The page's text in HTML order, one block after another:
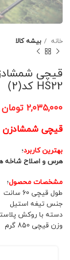
خانه بیشه کالا
HS22 کد(2)
۲,۰۳۵,۰۰۰ تومان
قیچی شمشادزن FISKARS فیسکارس مدل HS22 کد(2)
بهترین کاربرد؛
هرس و اصلاح شاخه
مشخصات محصول؛
طول قیچی 60 سانت
جنس تیغه استیل
دسته با روکش
وزن قیچی 850 گرم